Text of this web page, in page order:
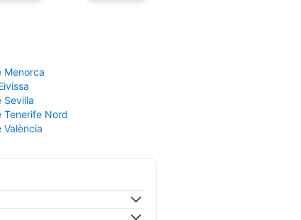
Menorca
Sevilla
Tenerife Nord